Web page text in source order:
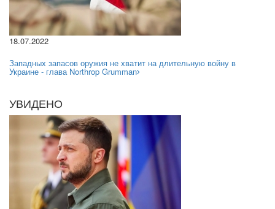
18.07.2022
Западных запасов оружия не хватит на длительную войну в
Украине - глава Northrop Grumman
УВИДЕНО